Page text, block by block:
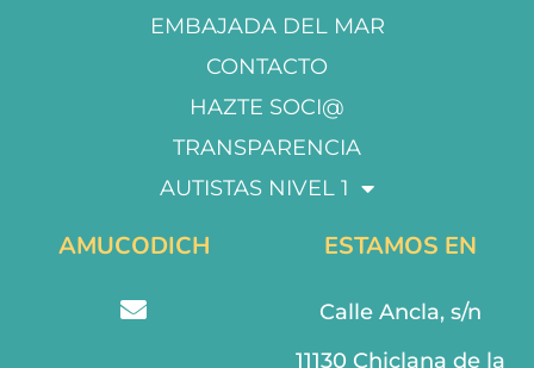
EMBAJADA DEL MAR
CONTACTO
HAZTE SOCI@
TRANSPARENCIA
AUTISTAS NIVEL 1
AMUCODICH ESTAMOS EN
Calle Ancla, s/n
11130 Chiclana de la